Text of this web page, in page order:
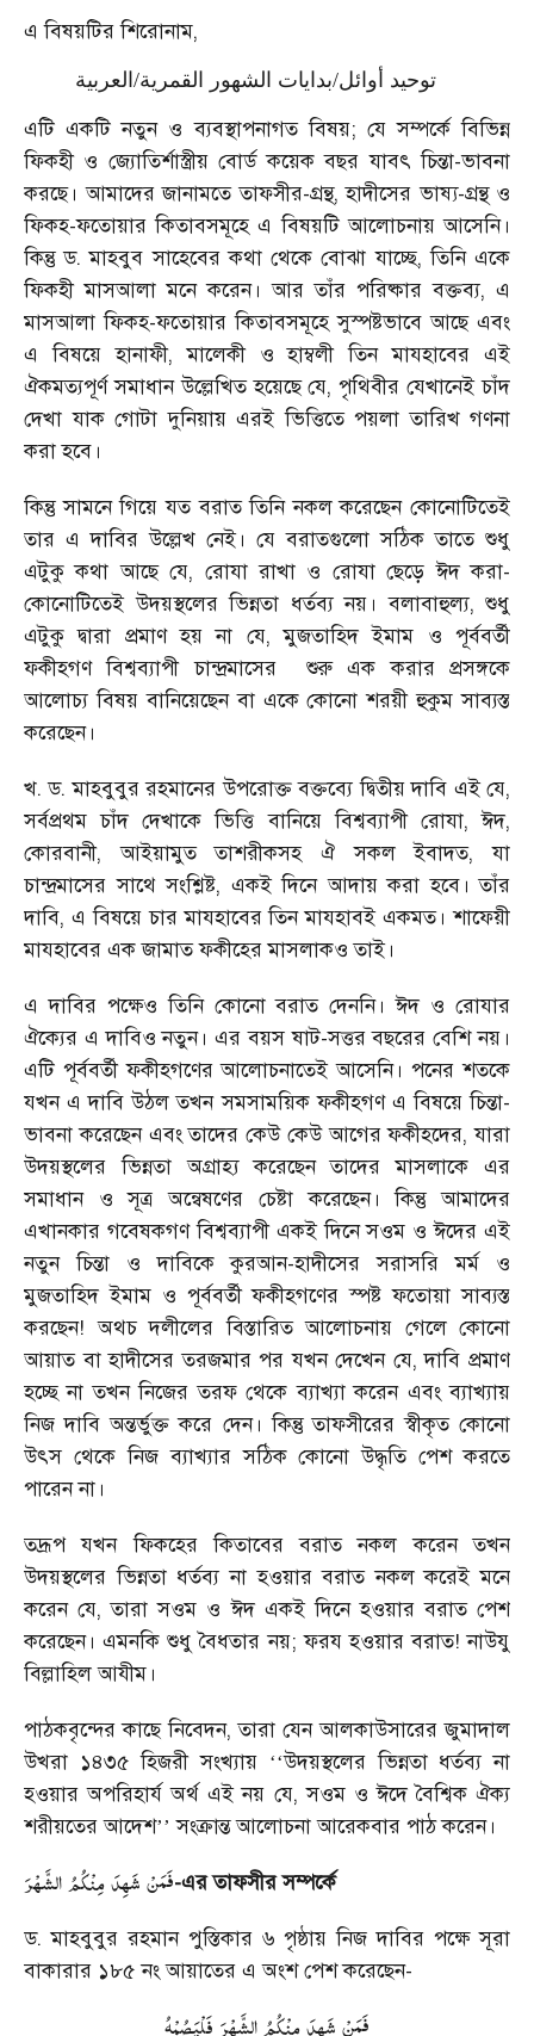
এ বিষয়টির শিরোনাম,
توحيد أوائل/بدايات الشهور القمرية/العربية
এটি একটি নতুন ও ব্যবস্থাপনাগত বিষয়; যে সম্পর্কে বিভিন্ন
ফিকহী ও জ্যোতির্শাস্ত্রীয় বোর্ড কয়েক বছর যাবৎ চিন্তা-ভাবনা
করছে। আমাদের জানামতে তাফসীর-গ্রন্থ, হাদীসের ভাষ্য-গ্রন্থ ও
ফিকহ-ফতোয়ার কিতাবসমূহে এ বিষয়টি আলোচনায় আসেনি।
কিন্তু ড. মাহবুব সাহেবের কথা থেকে বোঝা যাচ্ছে, তিনি একে
ফিকহী মাসআলা মনে করেন। আর তাঁর পরিষ্কার বক্তব্য, এ
মাসআলা ফিকহ-ফতোয়ার কিতাবসমূহে সুস্পষ্টভাবে আছে এবং
এ বিষয়ে হানাফী, মালেকী ও হাম্বলী তিন মাযহাবের এই
ঐকমত্যপূর্ণ সমাধান উল্লেখিত হয়েছে যে, পৃথিবীর যেখানেই চাঁদ
দেখা যাক গোটা দুনিয়ায় এরই ভিত্তিতে পয়লা তারিখ গণনা
করা হবে।
কিন্তু সামনে গিয়ে যত বরাত তিনি নকল করেছেন কোনোটিতেই
তার এ দাবির উল্লেখ নেই। যে বরাতগুলো সঠিক তাতে শুধু
এটুকু কথা আছে যে, রোযা রাখা ও রোযা ছেড়ে ঈদ করা-
কোনোটিতেই উদয়স্থলের ভিন্নতা ধর্তব্য নয়। বলাবাহুল্য, শুধু
এটুকু দ্বারা প্রমাণ হয় না যে, মুজতাহিদ ইমাম ও পূর্ববর্তী
ফকীহগণ বিশ্বব্যাপী চান্দ্রমাসের শুরু এক করার প্রসঙ্গকে
আলোচ্য বিষয় বানিয়েছেন বা একে কোনো শরয়ী হুকুম সাব্যস্ত
করেছেন।
খ. ড. মাহবুবুর রহমানের উপরোক্ত বক্তব্যে দ্বিতীয় দাবি এই যে,
সর্বপ্রথম চাঁদ দেখাকে ভিত্তি বানিয়ে বিশ্বব্যাপী রোযা, ঈদ,
কোরবানী, আইয়ামুত তাশরীকসহ ঐ সকল ইবাদত, যা
চান্দ্রমাসের সাথে সংশ্লিষ্ট, একই দিনে আদায় করা হবে। তাঁর
দাবি, এ বিষয়ে চার মাযহাবের তিন মাযহাবই একমত। শাফেয়ী
মাযহাবের এক জামাত ফকীহের মাসলাকও তাই।
এ দাবির পক্ষেও তিনি কোনো বরাত দেননি। ঈদ ও রোযার
ঐক্যের এ দাবিও নতুন। এর বয়স ষাট-সত্তর বছরের বেশি নয়।
এটি পূর্ববর্তী ফকীহগণের আলোচনাতেই আসেনি। পনের শতকে
যখন এ দাবি উঠল তখন সমসাময়িক ফকীহগণ এ বিষয়ে চিন্তা-
ভাবনা করেছেন এবং তাদের কেউ কেউ আগের ফকীহদের, যারা
উদয়স্থলের ভিন্নতা অগ্রাহ্য করেছেন তাদের মাসলাকে এর
সমাধান ও সূত্র অন্বেষণের চেষ্টা করেছেন। কিন্তু আমাদের
এখানকার গবেষকগণ বিশ্বব্যাপী একই দিনে সওম ও ঈদের এই
নতুন চিন্তা ও দাবিকে কুরআন-হাদীসের সরাসরি মর্ম ও
মুজতাহিদ ইমাম ও পূর্ববর্তী ফকীহগণের স্পষ্ট ফতোয়া সাব্যস্ত
করছেন! অথচ দলীলের বিস্তারিত আলোচনায় গেলে কোনো
আয়াত বা হাদীসের তরজমার পর যখন দেখেন যে, দাবি প্রমাণ
হচ্ছে না তখন নিজের তরফ থেকে ব্যাখ্যা করেন এবং ব্যাখ্যায়
নিজ দাবি অন্তর্ভুক্ত করে দেন। কিন্তু তাফসীরের স্বীকৃত কোনো
উৎস থেকে নিজ ব্যাখ্যার সঠিক কোনো উদ্ধৃতি পেশ করতে
পারেন না।
তদ্রূপ যখন ফিকহের কিতাবের বরাত নকল করেন তখন
উদয়স্থলের ভিন্নতা ধর্তব্য না হওয়ার বরাত নকল করেই মনে
করেন যে, তারা সওম ও ঈদ একই দিনে হওয়ার বরাত পেশ
করেছেন। এমনকি শুধু বৈধতার নয়; ফরয হওয়ার বরাত! নাউযু
বিল্লাহিল আযীম।
পাঠকবৃন্দের কাছে নিবেদন, তারা যেন আলকাউসারের জুমাদাল
উখরা ১৪৩৫ হিজরী সংখ্যায় ‘‘উদয়স্থলের ভিন্নতা ধর্তব্য না
হওয়ার অপরিহার্য অর্থ এই নয় যে, সওম ও ঈদে বৈশ্বিক ঐক্য
শরীয়তের আদেশ’’ সংক্রান্ত আলোচনা আরেকবার পাঠ করেন।
فَمَنْ شَهِدَمِنْكُمُالشَّهْرَ -এর তাফসীর সম্পর্কে
ড. মাহবুবুর রহমান পুস্তিকার ৬ পৃষ্ঠায় নিজ দাবির পক্ষে সূরা
বাকারার ১৮৫ নং আয়াতের এ অংশ পেশ করেছেন-
فَمَنْ شَهِدَمِنْكُمُالشَّهْرَ فَلْيَصُمْهُ